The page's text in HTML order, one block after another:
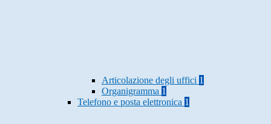
Articolazione degli uffici 1
Organigramma 1
Telefono e posta elettronica 1